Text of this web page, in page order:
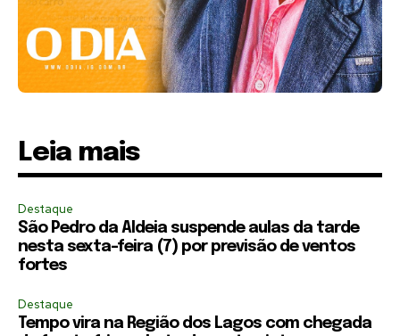
Leia mais
Destaque
São Pedro da Aldeia suspende aulas da tarde
nesta sexta-feira (7) por previsão de ventos
fortes
Destaque
Tempo vira na Região dos Lagos com chegada